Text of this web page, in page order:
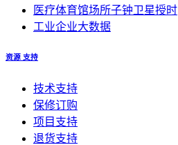
医疗体育馆场所子钟卫星授时
工业企业大数据
资源 支持
技术支持
保修订购
项目支持
退货支持